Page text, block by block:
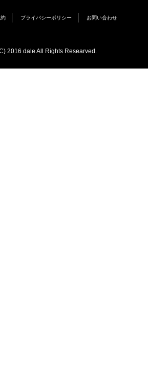
プライバシーポリシー お問い合わせ
2016 dale All Rights Researved.